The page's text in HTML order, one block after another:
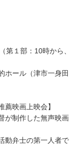
部：10時から、
ール（津市一身田
映画上映会】
作した無声映画
士の第一人者で